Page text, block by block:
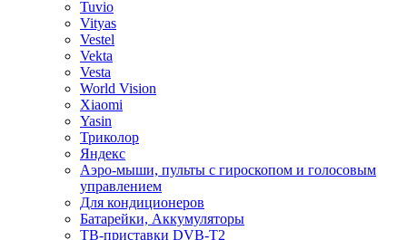
Tuvio
Vityas
Vestel
Vekta
Vesta
World Vision
Xiaomi
Yasin
Триколор
Яндекс
Аэро-мыши, пульты с гироскопом и голосовым
управлением
Для кондиционеров
Батарейки, Аккумуляторы
ТВ-приставки DVB-T2